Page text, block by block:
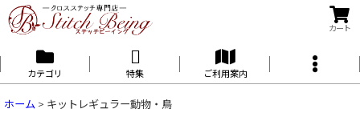
カート
カテゴリ 特集 ご利用案内
ホーム > キットレギュラー動物・鳥